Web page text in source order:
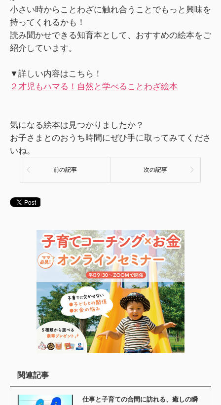
小さい時からことわざに触れ合うことでもっと興味を
持ってくれるかも！
読み聞かせできる知育本として、おすすめの絵本をご
紹介しています。
▼詳しい内容はこちら！
２才児もハマる！自然と学べることわざ絵本
気になる絵本は見つかりましたか？
お子さまとのおうち時間にぜひ手に取ってみてくださ
いね。
前の記事 次の記事
関連記事
仕事と子育ての合間に訪れる、癒しの瞬